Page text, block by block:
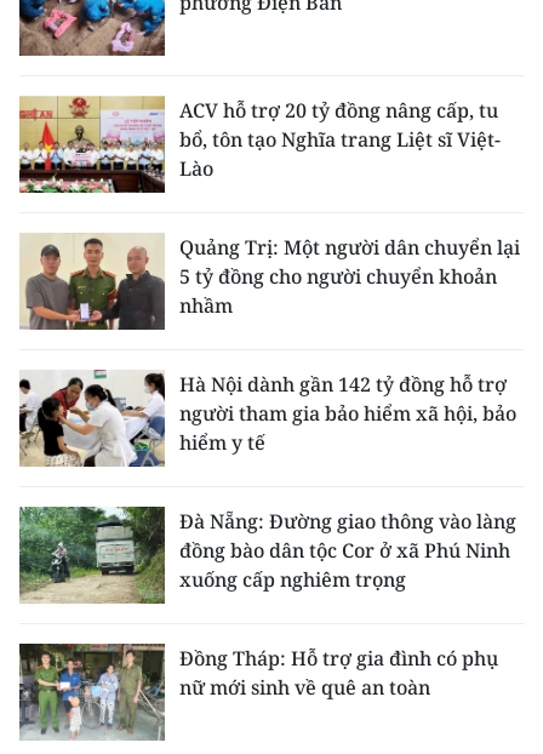
ACV hỗ trợ 20 tỷ đồng nâng cấp, tu
bổ, tôn tạo Nghĩa trang Liệt sĩ Việt-
Lào
Quảng Trị: Một người dân chuyển lại
5 tỷ đồng cho người chuyển khoản
nhầm
Hà Nội dành gần 142 tỷ đồng hỗ trợ
người tham gia bảo hiểm xã hội, bảo
hiểm y tế
Đà Nẵng: Đường giao thông vào làng
đồng bào dân tộc Cor ở xã Phú Ninh
xuống cấp nghiêm trọng
Đồng Tháp: Hỗ trợ gia đình có phụ
nữ mới sinh về quê an toàn